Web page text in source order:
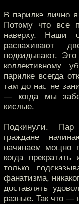
В парилке лично
Потому что все
наверху. Наши
распахивают
подкидывают.
коллективному
парилке всегда
там до нас не
— когда мы
кислые.
Подкинули. Пар
граждане
начинаем мощно
когда
только
фанатизма,
доставлять
разные. Так что —